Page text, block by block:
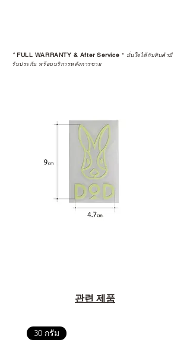
*FULL WARRANTY & After Service * มั่นใจได้กับสินค้ามี
รับประกัน พร้อมบริการหลังการขาย
관련 제품
30 กรัม